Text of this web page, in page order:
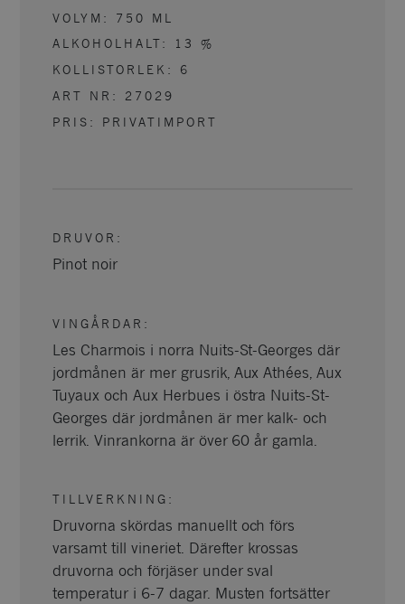
VOLYM: 750
ML
ALKOHOLHALT:
13
%
KOLLISTORLEK: 6
ART NR: 27029
PRIS: PRIVATIMPORT
DRUVOR :
Pinot noir
VINGÅRDAR :
Les Charmois i norra Nuits-St-Georges där
jordmånen är mer grusrik, Aux Athées, Aux
Tuyaux och Aux Herbues i östra Nuits-St-
Georges där jordmånen är mer kalk- och
lerrik. Vinrankorna är över 60 år gamla.
TILLVERKNING :
Druvorna skördas manuellt och förs
varsamt till vineriet. Därefter krossas
druvorna och förjäser under sval
temperatur i 6-7 dagar. Musten fortsätter